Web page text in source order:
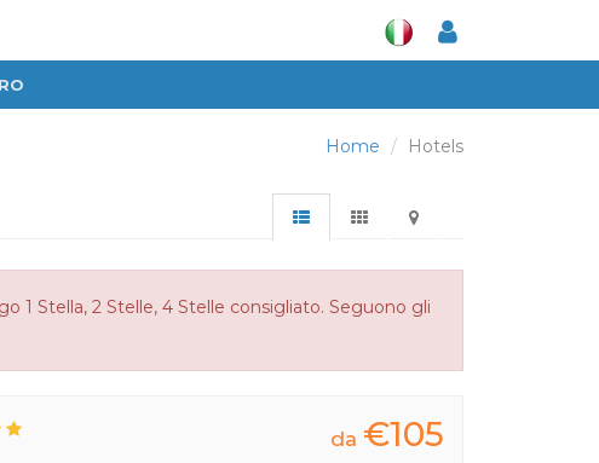
Home Hotels
1 Stella, 2 Stelle, 4 Stelle consigliato. Seguono gli
da €105